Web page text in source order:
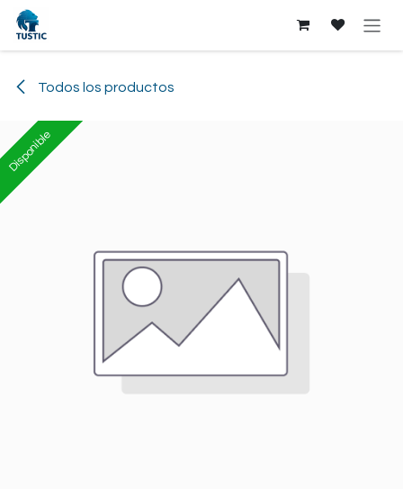
Ir al contenido
Todos los productos
Disponible
Disponible